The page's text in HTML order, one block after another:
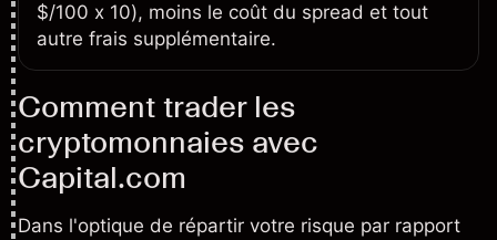
$/100 x 10), moins le coût du spread et tout
autre frais supplémentaire.
Comment trader les
cryptomonnaies avec
Capital.com
Dans l'optique de répartir votre risque par rapport